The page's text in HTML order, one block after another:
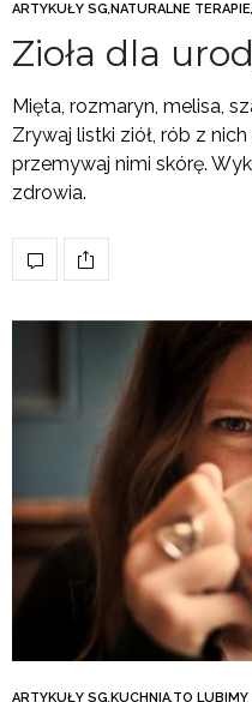
ARTYKUŁY SG,NATURALNE TERAPIE,
Zioła dla
Mięta, rozmaryn, melisa,
Zrywaj listki ziół, rób z nich
przemywaj nimi skórę.
zdrowia.
ARTYKUŁY SG,KUCHNIA,TO LUBIMY